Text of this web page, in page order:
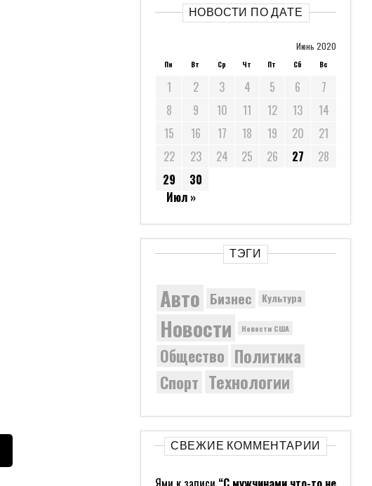
НОВОСТИ ПО ДАТЕ
Июнь 2020
Пн Вт Ср Чт Пт Сб Вс
1 2 3 4 5 6
7
8
9 10 11 12 13
14
15
16 17 18 19 20
21
22
23 24 25 26 27
28
29
30
Июл »
ТЭГИ
Авто Бизнес Культура
Новости Новости США
Общество Политика
Спорт Технологии
СВЕЖИЕ КОММЕНТАРИИ